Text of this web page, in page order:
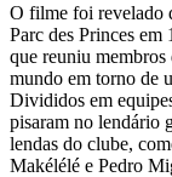
O filme foi revelado
Parc des Princes
que reuniu
mundo em torno de
Divididos em
pisaram no lendário
lendas do clube,
Makélélé e Pedro